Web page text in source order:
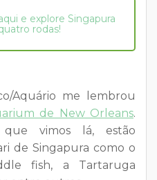
e explore Singapura
rodas!
Aquário me lembrou
de New Orleans.
que vimos lá, estão
de Singapura como o
fish, a Tartaruga